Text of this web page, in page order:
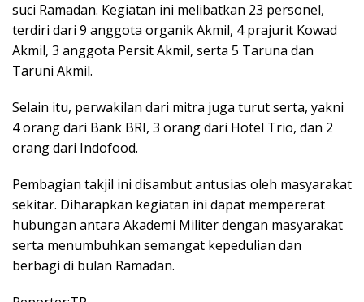
suci Ramadan. Kegiatan ini melibatkan 23 personel,
terdiri dari 9 anggota organik Akmil, 4 prajurit Kowad
Akmil, 3 anggota Persit Akmil, serta 5 Taruna dan
Taruni Akmil.
Selain itu, perwakilan dari mitra juga turut serta, yakni
4 orang dari Bank BRI, 3 orang dari Hotel Trio, dan 2
orang dari Indofood.
Pembagian takjil ini disambut antusias oleh masyarakat
sekitar. Diharapkan kegiatan ini dapat mempererat
hubungan antara Akademi Militer dengan masyarakat
serta menumbuhkan semangat kepedulian dan
berbagi di bulan Ramadan.